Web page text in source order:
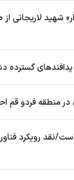
شهید لاریجانی
در منطقه فردو قم
نقد رویکرد